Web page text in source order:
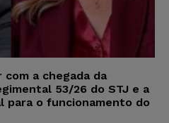
a chegada da
53/26 do STJ e a
para o funcionamento do